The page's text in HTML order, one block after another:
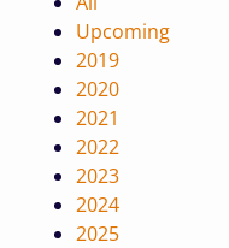
Upcoming
2019
2020
2021
2022
2023
2024
2025